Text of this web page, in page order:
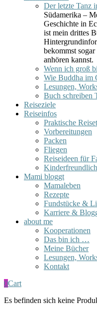
Der letzte Tanz
Südamerika –
Geschichte in
ist mein drittes
bekommst
anhören kannst.
Wenn ich groß
Wie Buddha im
Lesungen,
Buch schreiben
Reiseziele
Reiseinfos
Praktische
Vorbereitungen
Packen
Fliegen
Reiseideen für
Mami bloggt
Mamaleben
Rezepte
Fundstücke &
Karriere &
about me
Kooperationen
Das bin ich …
Meine Bücher
Lesungen,
Kontakt
0Cart
Es befinden sich keine